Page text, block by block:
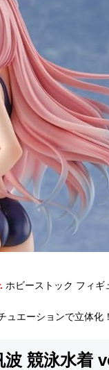
ホビーストック フィギ
エーションで立体化！
競泳水着